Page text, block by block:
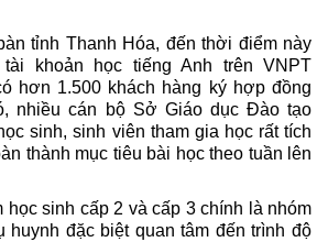
tỉnh Thanh Hóa, đến thời điểm này
khoản học tiếng Anh trên VNPT
hơn 1.500 khách hàng ký hợp đồng
nhiều cán bộ Sở Giáo dục Đào tạo
sinh, sinh viên tham gia học rất tích
thành mục tiêu bài học theo tuần lên
học sinh cấp 2 và cấp 3 chính là nhóm
huynh đặc biệt quan tâm đến trình độ